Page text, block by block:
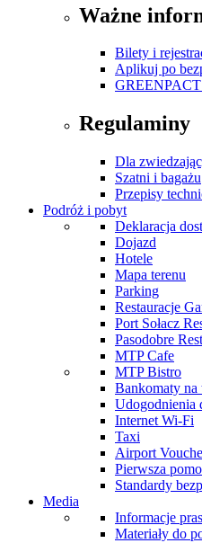
Ważne
Bilety i
Aplikuj po
Regulaminy
Dla
Szatni i bagażu
Przepisy
Podróż i pobyt
Deklaracja
Dojazd
Hotele
Mapa terenu
Parking
Restauracje
Port Sołacz
Pasodobre
MTP Cafe
MTP Bistro
Bankomaty na
Udogodnienia
Internet Wi-Fi
Taxi
Airport
Pierwsza
Standardy
Media
Informacje
Materiały do